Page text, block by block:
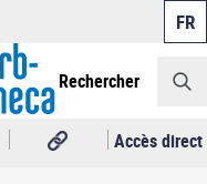
Rechercher
Accès direct